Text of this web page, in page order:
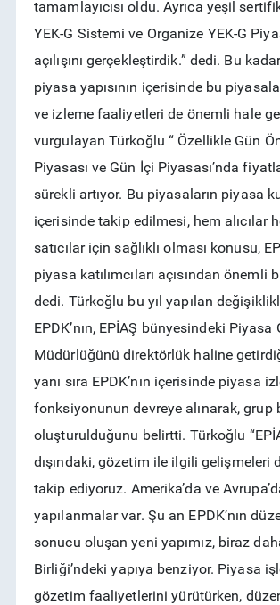
tamamlayıcısı oldu. Ayrıca yeşil
YEK-G Sistemi ve Organize YEK-G
açılışını gerçekleştirdik.” dedi. Bu
piyasa yapısının içerisinde bu
ve izleme faaliyetleri de önemli hale
vurgulayan Türkoğlu “ Özellikle Gün
Piyasası ve Gün İçi Piyasası’nda
sürekli artıyor. Bu piyasaların piyasa
içerisinde takip edilmesi, hem alıcılar
satıcılar için sağlıklı olması konusu,
piyasa katılımcıları açısından önemli
dedi. Türkoğlu bu yıl yapılan
EPDK’nın, EPİAŞ bünyesindeki Piyasa
Müdürlüğünü direktörlük haline
yanı sıra EPDK’nın içerisinde piyasa
fonksiyonunun devreye alınarak, grup
oluşturulduğunu belirtti. Türkoğlu
dışındaki, gözetim ile ilgili gelişmeleri
takip ediyoruz. Amerika’da ve
yapılanmalar var. Şu an EPDK’nın
sonucu oluşan yeni yapımız, biraz
Birliği’ndeki yapıya benziyor. Piyasa
gözetim faaliyetlerini yürütürken,